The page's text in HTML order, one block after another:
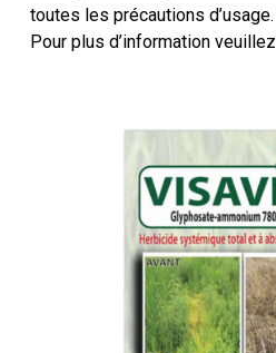
toutes les précautions d’usage.
Pour plus d’information veuillez